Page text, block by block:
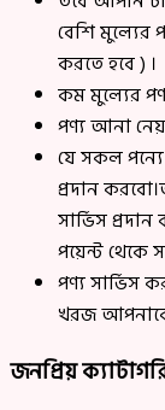
বেশি মুল্যের
করতে হবে ) ।
কম মুল্যের
পণ্য আনা
যে সকল পন্যে
প্রদান
সার্ভিস
পয়েন্ট থেকে
পণ্য সার্ভিস
খরজ
জনপ্রিয়